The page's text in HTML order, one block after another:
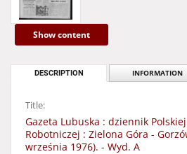
Show content
DESCRIPTION INFORMATION
Title:
Gazeta Lubuska : dziennik
Robotniczej : Zielona Góra -
września 1976). - Wyd. A